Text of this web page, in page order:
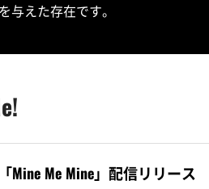
与えた存在です。
Mine Me Mine」配信リリース